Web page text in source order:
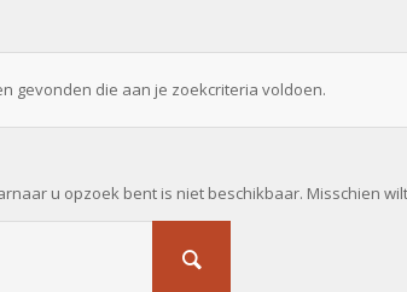
gevonden die aan je zoekcriteria voldoen.
u opzoek bent is niet beschikbaar. Misschien